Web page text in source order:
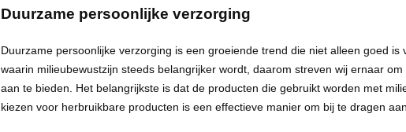
Duurzame persoonlijke verzorging
Duurzame persoonlijke verzorging is een groeiende trend die niet alleen goed
waarin milieubewustzijn steeds belangrijker wordt, daarom streven wij ernaar
aan te bieden. Het belangrijkste is dat de producten die gebruikt worden met
kiezen voor herbruikbare producten is een effectieve manier om bij te dragen